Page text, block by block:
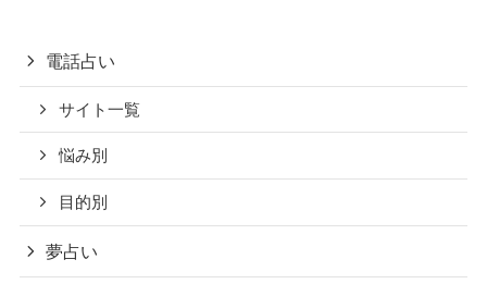
電話占い
サイト一覧
悩み別
目的別
夢占い